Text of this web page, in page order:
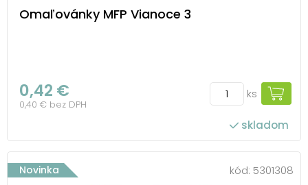
Omaľovánky MFP Vianoce 3
0,42 €
0,40 € bez DPH
ks
skladom
Novinka kód: 5301308